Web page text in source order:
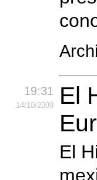
19:31
14/10/2009
El
El